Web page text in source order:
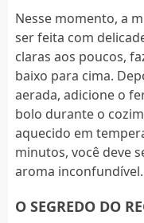
Nesse momento, a
ser feita com
claras aos poucos,
baixo para cima.
aerada, adicione o
bolo durante o
aquecido em
minutos, você deve
aroma inconfundível.
O SEGREDO DO